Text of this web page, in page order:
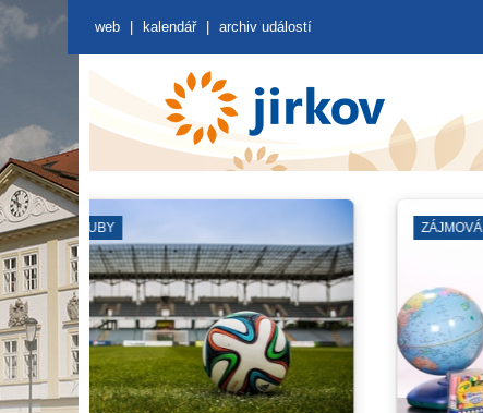
web kalendář archiv událostí